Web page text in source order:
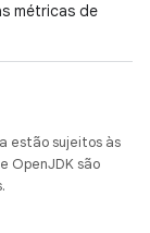
métricas de
estão sujeitos às
OpenJDK são